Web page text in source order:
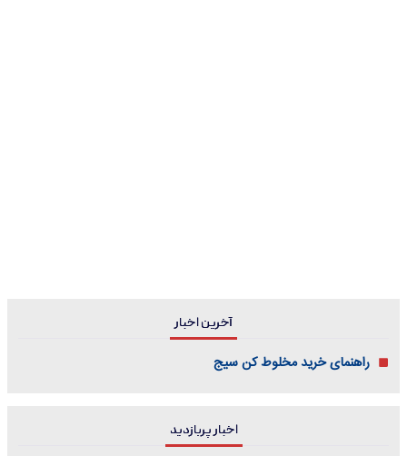
آخرین اخبار
راهنمای خرید مخلوط کن سیج
اخبار پربازدید